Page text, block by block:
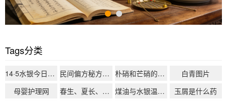
Tags分类
14·5水银今日价格 民间偏方秘方大全 朴硝和芒硝的区别
白青图片
母婴护理网
春生、夏长、秋收、冬藏 煤油与水银温度计区别
玉屑是什么药